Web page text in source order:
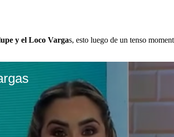
y el Loco Vargas, esto luego de un tenso